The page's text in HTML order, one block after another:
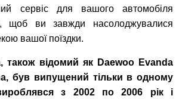
сервіс для вашого автомобіля
щоб ви завжди насолоджувалися
вашої поїздки.
також відомий як Daewoo Evanda
був випущений тільки в одному
з 2002 по 2006 рік і